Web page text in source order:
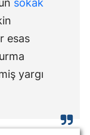
sokak
esas
yargı